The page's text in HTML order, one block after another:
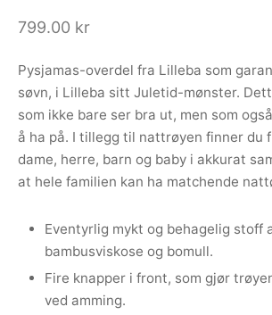
799.00 kr
Pysjamas-overdel fra Lilleba som
søvn, i Lilleba sitt Juletid-mønster.
som ikke bare ser bra ut, men som
å ha på. I tillegg til nattrøyen finner du
dame, herre, barn og baby i akkurat
at hele familien kan ha matchende
Eventyrlig mykt og behagelig stoff
bambusviskose og bomull.
Fire knapper i front, som gjør
ved amming.